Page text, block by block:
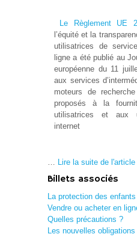
Le Règlement UE
l’équité et la
utilisatrices de
ligne a été publié au
européenne du 11
aux services
moteurs de
proposés à la
utilisatrices et aux
internet
… Lire la suite de l'article
Billets associés
La protection des
Vendre ou acheter en
Quelles précautions ?
Les nouvelles